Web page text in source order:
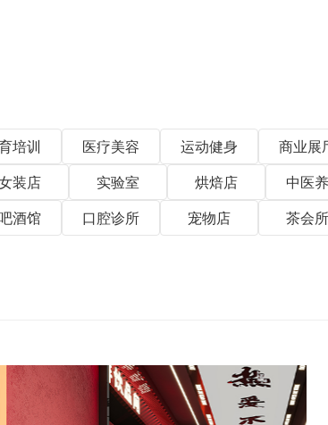
培训 医疗美容 运动健身 商业展
装店
实验室 烘焙店 中医
酒馆
口腔诊所 宠物店 茶会所